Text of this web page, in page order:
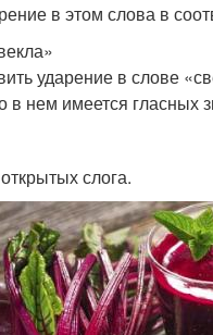
в этом сло­ва в
уда­ре­ние в сло­ве
в нем име­ет­ся глас­ных
сло­га.